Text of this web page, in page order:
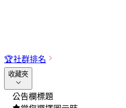
🏆社群排名
收藏夾
公告欄標題